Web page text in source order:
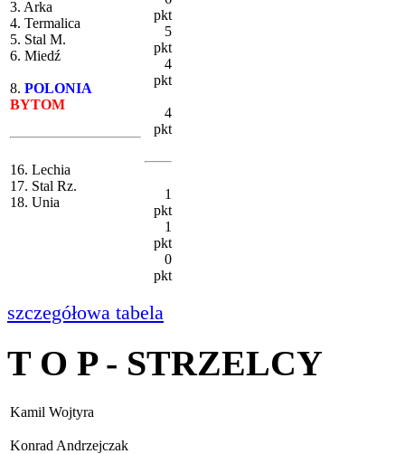
3. Arka
4. Termalica
5. Stal M.
6. Miedź
8. POLONIA
BYTOM
16. Lechia
17. Stal Rz.
18. Unia
pkt
5
pkt
4
pkt
4
pkt
1
pkt
1
pkt
0
pkt
szczegółowa tabela
T O P - STRZELCY
Kamil Wojtyra
Konrad Andrzejczak